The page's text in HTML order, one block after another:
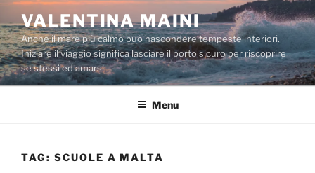
Salta
al
contenuto
VALENTINA MAINI
Anche il mare più calmo può nascondere tempeste interiori.
Iniziare il viaggio significa lasciare il porto sicuro per riscoprire
se stessi ed amarsi
Menu
TAG: SCUOLE A MALTA